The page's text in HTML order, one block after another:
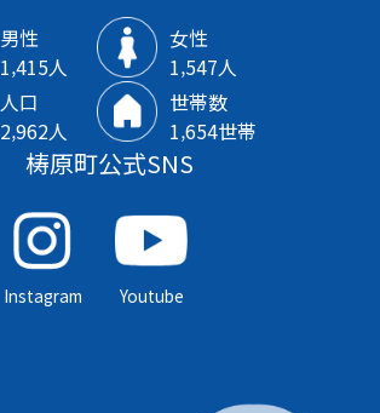
男性
1‚415人
女性
1‚547人
人口
2‚962人
世帯数
1‚654世帯
梼原町公式SNS
Instagram Youtube